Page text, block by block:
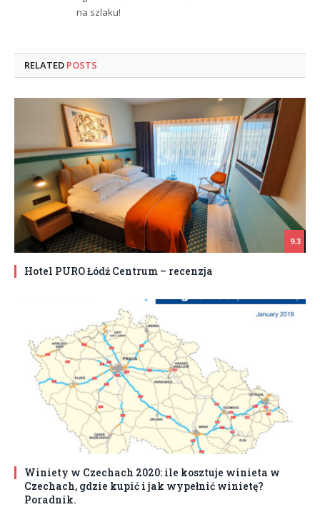
na szlaku!
RELATED POSTS
9.3
Hotel PURO Łódź Centrum – recenzja
Winiety w Czechach 2020: ile kosztuje winieta w
Czechach, gdzie kupić i jak wypełnić winietę?
Poradnik.